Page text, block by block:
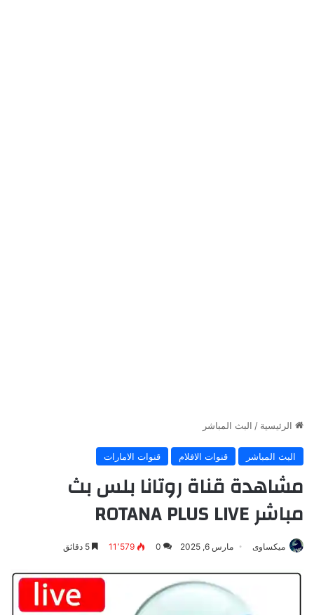
الرئيسية / البث المباشر
البث المباشر قنوات الافلام قنوات الامارات
مشاهدة قناة روتانا بلس بث
مباشر ROTANA PLUS LIVE
ميكساوى مارس 6, 2025 0 11٬579